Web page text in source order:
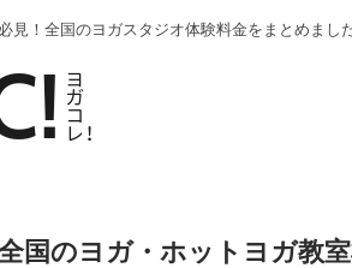
見！全国のヨガスタジオ体験料金をまとめました
国のヨガ・ホットヨガ教